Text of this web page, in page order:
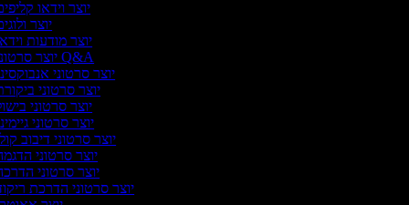
יוצר וידאו
יוצר
יוצר מודעות
יוצר סרטוני Q&A
יוצר סרטוני
יוצר סרטוני
יוצר סרטוני
יוצר סרטוני
יוצר סרטוני דיבוב
יוצר סרטוני
יוצר סרטוני
יוצר סרטוני הדרכת